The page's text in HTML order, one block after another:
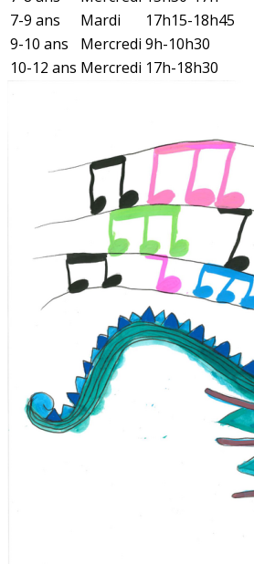
7-9 ans
Mardi
17h15-18h45
9-10 ans
Mercredi 9h-10h30
10-12 ans Mercredi 17h-18h30